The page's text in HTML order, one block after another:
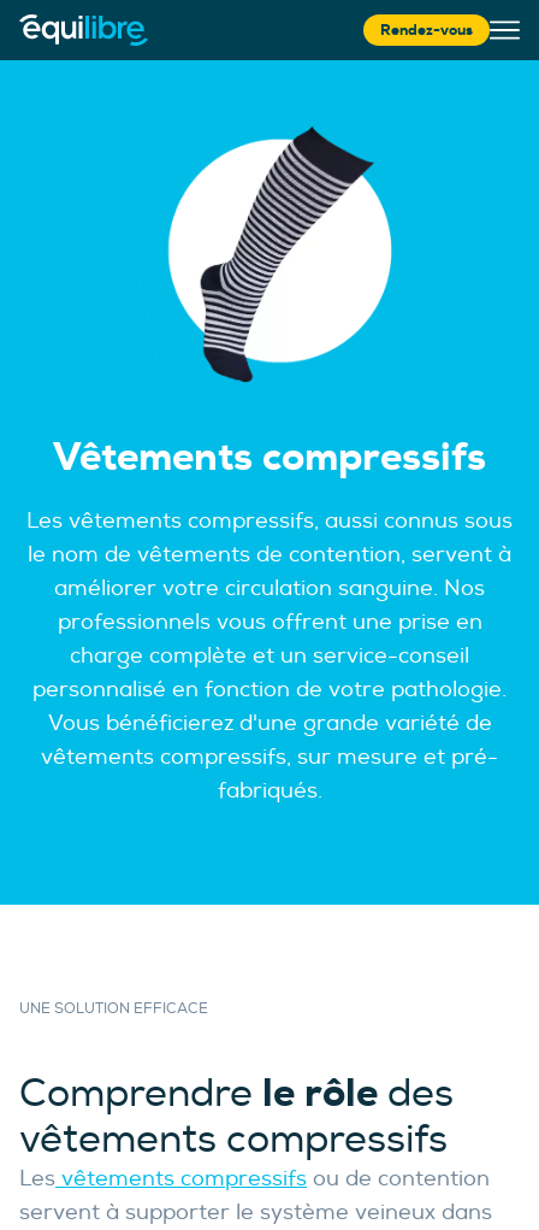
Rendez-vous
Vêtements compressifs
Les vêtements compressifs, aussi connus sous
le nom de vêtements de contention, servent à
améliorer votre circulation sanguine. Nos
professionnels vous offrent une prise en
charge complète et un service-conseil
personnalisé en fonction de votre pathologie.
Vous bénéficierez d'une grande variété de
vêtements compressifs, sur mesure et pré-
fabriqués.
UNE SOLUTION EFFICACE
Comprendre le rôle des
vêtements compressifs
Les vêtements compressifs ou de contention
servent à supporter le système veineux dans